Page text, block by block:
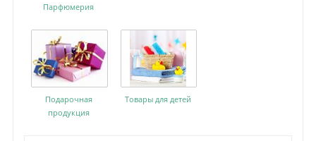
Парфюмерия
Подарочная
продукция
Товары для детей